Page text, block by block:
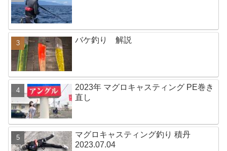
バケ釣り 解説
2023年 マグロキャスティング PE巻き
直し
マグロキャスティング釣り 積丹
2023.07.04